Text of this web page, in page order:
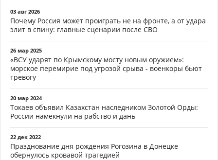
03 авг 2026
Почему Россия может проиграть не на фронте, а от удара
элит в спину: главные сценарии после СВО
26 мар 2025
«ВСУ ударят по Крымскому мосту новым оружием»:
морское перемирие под угрозой срыва - военкоры бьют
тревогу
20 мар 2024
Токаев объявил Казахстан наследником Золотой Орды:
России намекнули на рабство и дань
22 дек 2022
Празднование дня рождения Рогозина в Донецке
обернулось кровавой трагедией